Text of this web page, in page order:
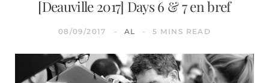
[Deauville 2017] Days 6 & 7 en bref
08/09/2017 AL 5 MINS READ